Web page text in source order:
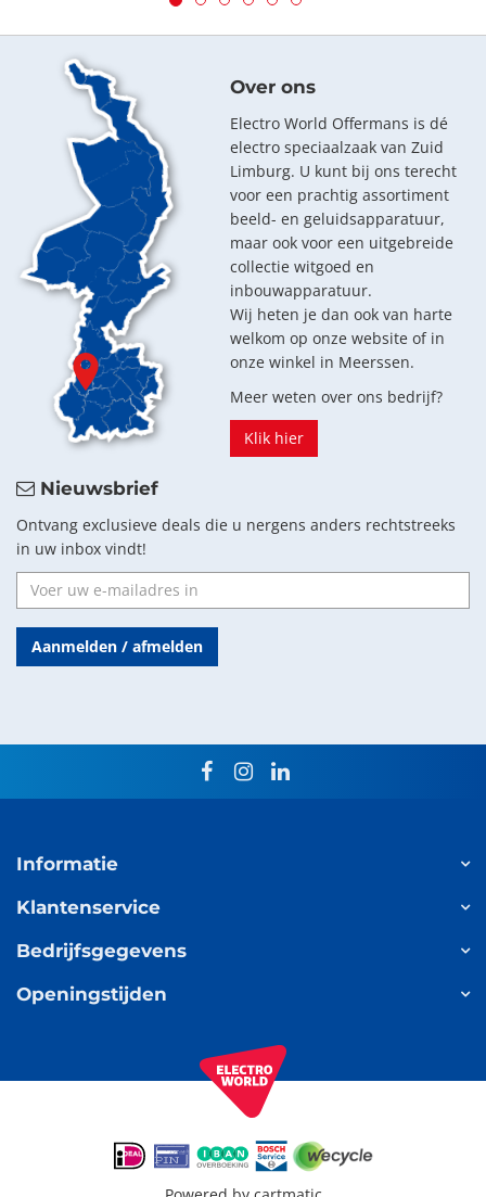
Over ons
Electro World Offermans is dé
electro speciaalzaak van Zuid
Limburg. U kunt bij ons terecht
voor een prachtig assortiment
beeld- en geluidsapparatuur,
maar ook voor een uitgebreide
collectie witgoed en
inbouwapparatuur.
Wij heten je dan ook van harte
welkom op onze website of in
onze winkel in Meerssen.
Meer weten over ons bedrijf?
Klik hier
Nieuwsbrief
Ontvang exclusieve deals die u nergens anders rechtstreeks
in uw inbox vindt!
Aanmelden / afmelden
facebookinstagram
linkedin
Informatie
Klantenservice
Bedrijfsgegevens
Openingstijden